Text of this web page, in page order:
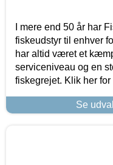
I mere end 50 år har
fiskeudstyr til enhver
har altid været et
serviceniveau og en
fiskegrejet. Klik her
Se